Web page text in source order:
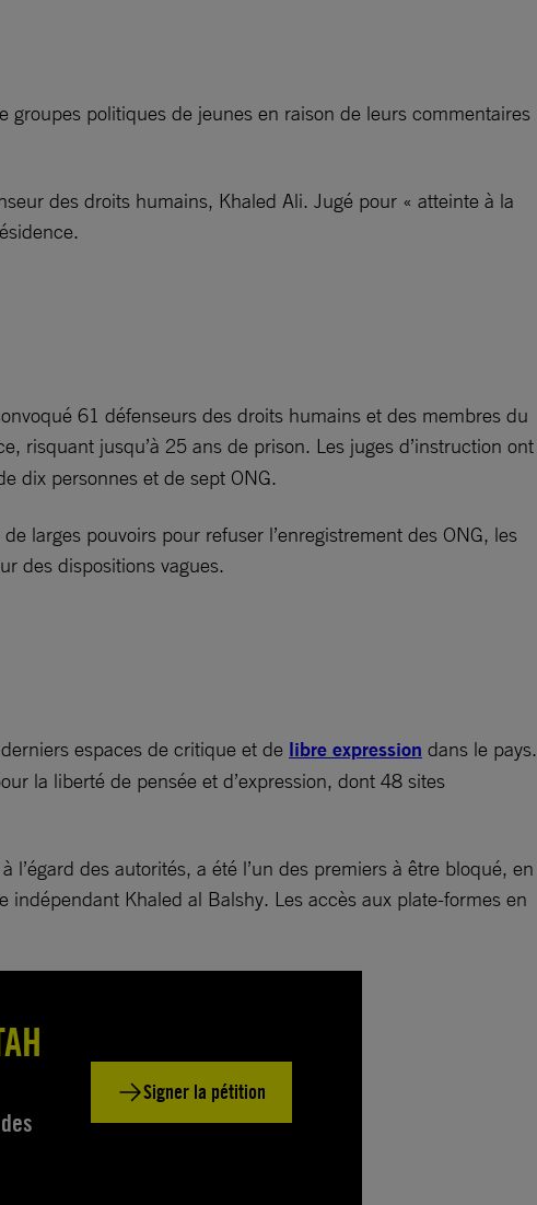
politiques de jeunes en raison de leurs commentaires
des droits humains, Khaled Ali. Jugé pour « atteinte à la
61 défenseurs des droits humains et des membres du
risquant jusqu’à 25 ans de prison. Les juges d’instruction ont
dix personnes et de sept ONG.
larges pouvoirs pour refuser l’enregistrement des ONG, les
des dispositions vagues.
espaces de critique et de libre expression dans le pays.
la liberté de pensée et d’expression, dont 48 sites
des autorités, a été l’un des premiers à être bloqué, en
Khaled al Balshy. Les accès aux plate-formes en
Signer la pétition